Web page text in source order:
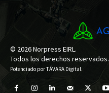
© 2026 Norpress EIRL.
Todos los derechos reservados.
Potenciado porTÁVARA Digital.